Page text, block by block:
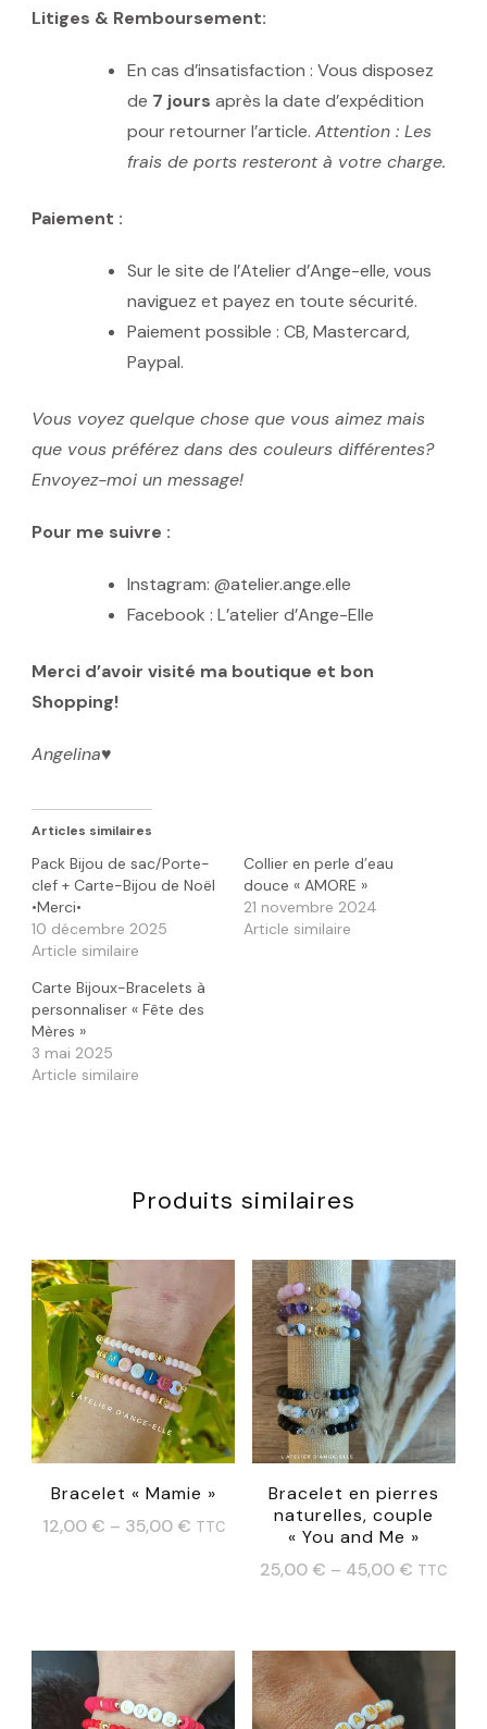
Litiges & Remboursement:
En cas d’insatisfaction : Vous disposez
de 7 jours après la date d’expédition
pour retourner l’article. Attention : Les
frais de ports resteront à votre charge.
Paiement :
Sur le site de l’Atelier d’Ange-elle, vous
naviguez et payez en toute sécurité.
Paiement possible : CB, Mastercard,
Paypal.
Vous voyez quelque chose que vous aimez mais
que vous préférez dans des couleurs différentes?
Envoyez-moi un message!
Pour me suivre :
Instagram: @atelier.ange.elle
Facebook : L’atelier d’Ange-Elle
Merci d’avoir visité ma boutique et bon
Shopping!
Angelina♥️
Articles similaires
Pack Bijou de sac/Porte-
clef + Carte-Bijou de Noël
•Merci•
10 décembre 2025
Article similaire
Collier en perle d’eau
douce « AMORE »
21 novembre 2024
Article similaire
Carte Bijoux-Bracelets à
personnaliser « Fête des
Mères »
3 mai 2025
Article similaire
Produits similaires
Bracelet « Mamie »
12,00 € – 35,00 € TTC
plusieurs
variations.
Bracelet en pierres
naturelles, couple
« You and Me »
25,00 € – 45,00 € TTC
a
plusieurs